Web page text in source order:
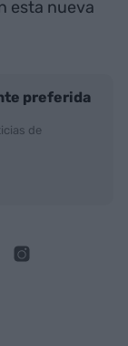
esta nueva
preferida
de